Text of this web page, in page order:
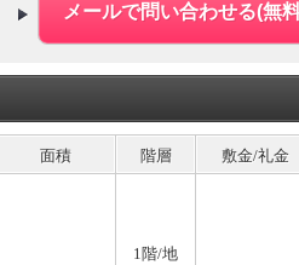
面積 階層 敷金/礼金
1階/地